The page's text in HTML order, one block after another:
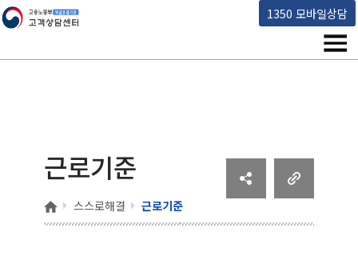
1350 모바일상담
고용노동부 책임운영기관 고객상담센터
메
근로기준
홈 스스로해결 근로기준